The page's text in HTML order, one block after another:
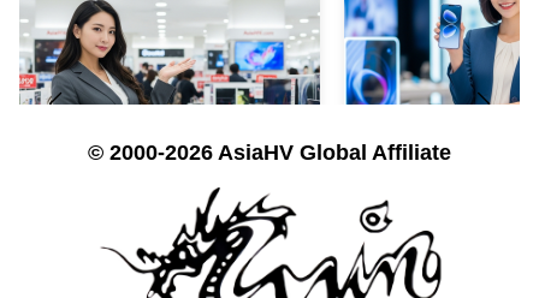
© 2000-2026 AsiaHV Global Affiliate